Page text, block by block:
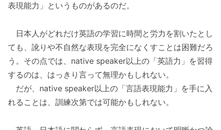
表現能力」というものがあるのだ。
日本人がどれだけ英語の学習に時間と労力を割いたとし
ても、訛りや不自然な表現を完全になくすことは困難だろ
う。その点では、native speaker以上の「英語力」を習得
するのは、はっきり言って無理かもしれない。
だが、native speaker以上の「言語表現能力」を手に入
れることは、訓練次第では可能かもしれない。